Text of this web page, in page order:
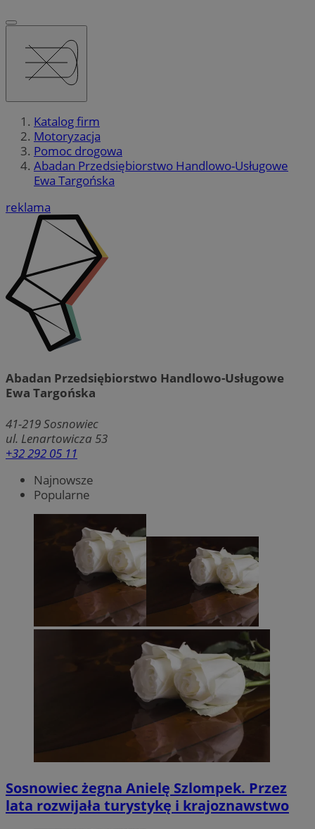
Katalog firm
Motoryzacja
Pomoc drogowa
Abadan Przedsiębiorstwo Handlowo-Usługowe
Ewa Targońska
reklama
Abadan Przedsiębiorstwo Handlowo-Usługowe
Ewa Targońska
41-219Sosnowiec
ul. Lenartowicza 53
+32 292 05 11
Najnowsze
Popularne
Sosnowiec żegna Anielę Szlompek. Przez
lata rozwijała turystykę i krajoznawstwo